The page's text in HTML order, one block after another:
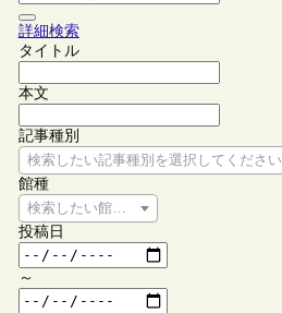
詳細検索
タイトル
本文
記事種別
検索したい記事種別を選択してください
館種
検索したい館種を選択してください
投稿日
～